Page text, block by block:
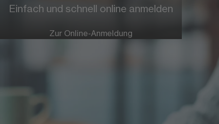
Einfach und schnell online anmelden
Zur Online-Anmeldung
Weitere Informationen zur FOM
Hochschule
Eine Hochschule besonderen Formats